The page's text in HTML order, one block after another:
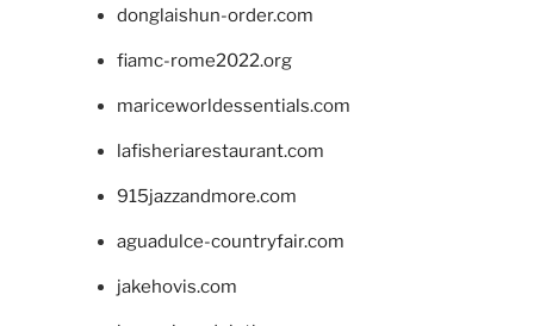
donglaishun-order.com
fiamc-rome2022.org
mariceworldessentials.com
lafisheriarestaurant.com
915jazzandmore.com
aguadulce-countryfair.com
jakehovis.com